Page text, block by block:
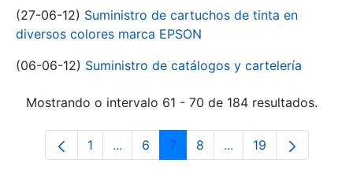
(27-06-12) Suministro de cartuchos de tinta en
diversos colores marca EPSON
(06-06-12) Suministro de catálogos y cartelería
Mostrando o intervalo 61 - 70 de 184 resultados.
Páxina
1 ...Páxinas intermedias Use pestaña para
Páxina
6 Páxina
7 Páxina
8 ...Páxinas intermedias
Páxina
19